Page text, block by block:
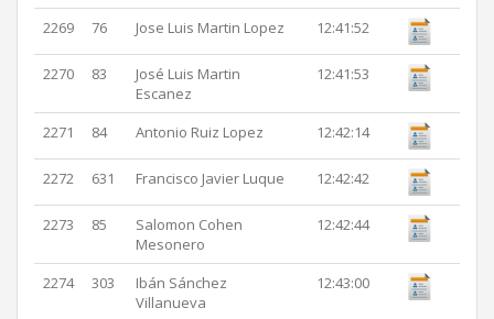
2269 76 Jose Luis Martin Lopez 12:41:52
2270 83
José Luis Martin
Escanez
12:41:53
2271 84 Antonio Ruiz Lopez 12:42:14
2272 631 Francisco Javier Luque 12:42:42
2273 85
Salomon Cohen
Mesonero
12:42:44
2274 303
Ibán Sánchez
Villanueva
12:43:00